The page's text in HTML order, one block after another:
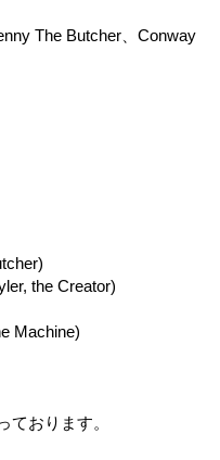
The Butcher、Conway
the Creator)
Machine)
おります。